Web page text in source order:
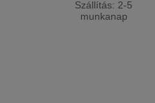
Szállítás: 2-5
munkanap